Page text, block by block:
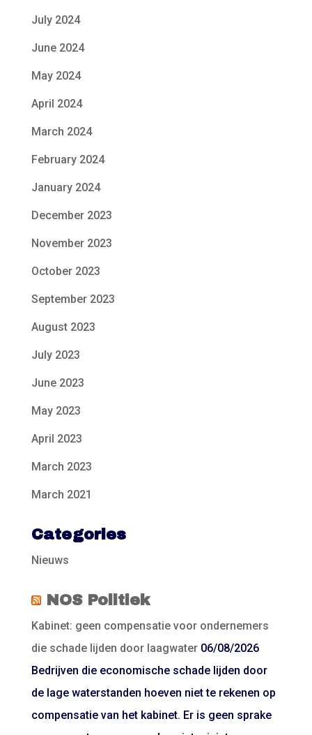
July 2024
June 2024
May 2024
April 2024
March 2024
February 2024
January 2024
December 2023
November 2023
October 2023
September 2023
August 2023
July 2023
June 2023
May 2023
April 2023
March 2023
March 2021
Categories
Nieuws
NOS Politiek
Kabinet: geen compensatie voor ondernemers
die schade lijden door laagwater 06/08/2026
Bedrijven die economische schade lijden door
de lage waterstanden hoeven niet te rekenen op
compensatie van het kabinet. Er is geen sprake